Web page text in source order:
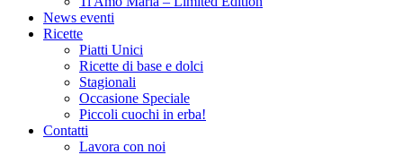
News eventi
Ricette
Piatti Unici
Ricette di base e dolci
Stagionali
Occasione Speciale
Piccoli cuochi in erba!
Contatti
Lavora con noi